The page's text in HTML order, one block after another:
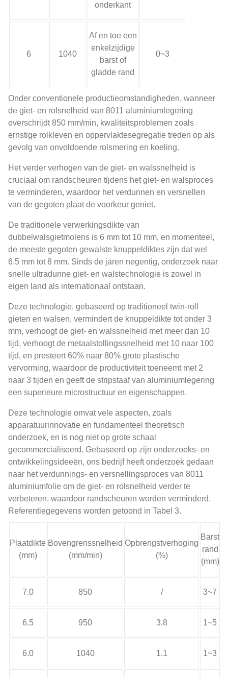
onderkant
6 1040
Af en toe een
enkelzijdige
barst of
gladde rand
0~3
Onder conventionele productieomstandigheden, wanneer
de giet- en rolsnelheid van 8011 aluminiumlegering
overschrijdt 850 mm/min, kwaliteitsproblemen zoals
ernstige rolkleven en oppervlaktesegregatie treden op als
gevolg van onvoldoende rolsmering en koeling.
Het verder verhogen van de giet- en walssnelheid is
cruciaal om randscheuren tijdens het giet- en walsproces
te verminderen, waardoor het verdunnen en versnellen
van de gegoten plaat de voorkeur geniet.
De traditionele verwerkingsdikte van
dubbelwalsgietmolens is 6 mm tot 10 mm, en momenteel,
de meeste gegoten gewalste knuppeldiktes zijn dat wel
6.5 mm tot 8 mm. Sinds de jaren negentig, onderzoek naar
snelle ultradunne giet- en walstechnologie is zowel in
eigen land als internationaal ontstaan.
Deze technologie, gebaseerd op traditioneel twin-roll
gieten en walsen, vermindert de knuppeldikte tot onder 3
mm, verhoogt de giet- en walssnelheid met meer dan 10
tijd, verhoogt de metaalstollingssnelheid met 10 naar 100
tijd, en presteert 60% naar 80% grote plastische
vervorming, waardoor de productiviteit toeneemt met 2
naar 3 tijden en geeft de stripstaaf van aluminiumlegering
een superieure microstructuur en eigenschappen.
Deze technologie omvat vele aspecten, zoals
apparatuurinnovatie en fundamenteel theoretisch
onderzoek, en is nog niet op grote schaal
gecommercialiseerd. Gebaseerd op zijn onderzoeks- en
ontwikkelingsideeën, ons bedrijf heeft onderzoek gedaan
naar het verdunnings- en versnellingsproces van 8011
aluminiumfolie om de giet- en rolsnelheid verder te
verbeteren, waardoor randscheuren worden verminderd.
Referentiegegevens worden getoond in Tabel 3.
Plaatdikte
(mm)
Bovengrenssnelheid
(mm/min)
Opbrengstverhoging
(%)
Barst
rand
(mm)
7.0 850 / 3~7
6.5 950 3.8 1~5
6.0 1040 1.1 1~3